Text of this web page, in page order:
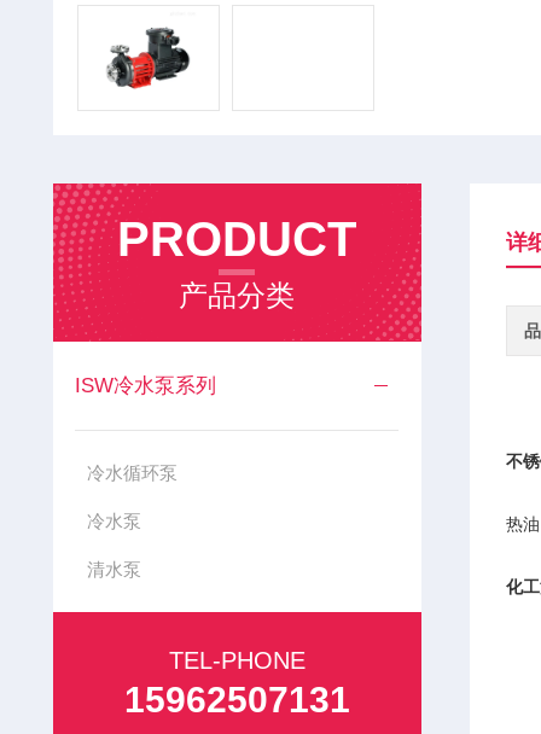
PRODUCT
产品分类
ISW冷水泵系列
冷水循环泵
冷水泵
清水泵
TEL-PHONE
15962507131
详
不
热
化